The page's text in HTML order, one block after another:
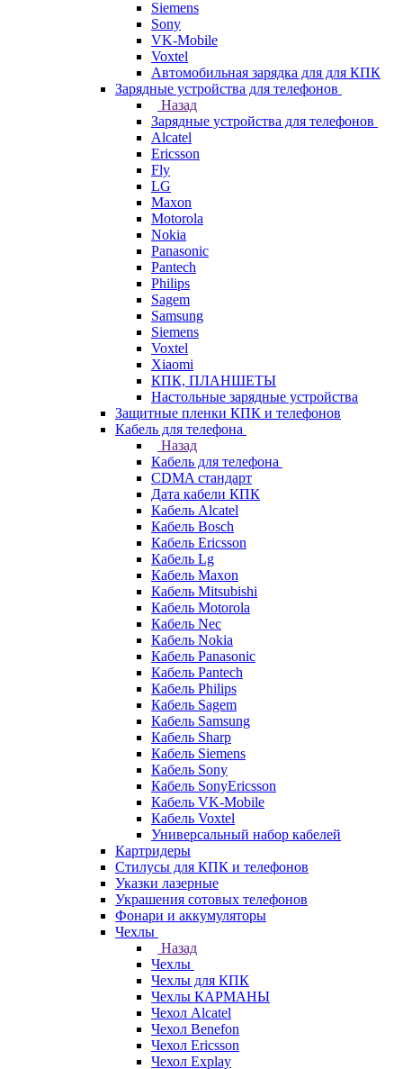
Siemens
Sony
VK-Mobile
Voxtel
Автомобильная зарядка для для КПК
Зарядные устройства для телефонов
Назад
Зарядные устройства для телефонов
Alcatel
Ericsson
Fly
LG
Maxon
Motorola
Nokia
Panasonic
Pantech
Philips
Sagem
Samsung
Siemens
Voxtel
Xiaomi
КПК, ПЛАНШЕТЫ
Настольные зарядные устройства
Защитные пленки КПК и телефонов
Кабель для телефона
Назад
Кабель для телефона
CDMA стандарт
Дата кабели КПК
Кабель Alcatel
Кабель Bosch
Кабель Ericsson
Кабель Lg
Кабель Maxon
Кабель Mitsubishi
Кабель Motorola
Кабель Nec
Кабель Nokia
Кабель Panasonic
Кабель Pantech
Кабель Philips
Кабель Sagem
Кабель Samsung
Кабель Sharp
Кабель Siemens
Кабель Sony
Кабель SonyEricsson
Кабель VK-Mobile
Кабель Voxtel
Универсальный набор кабелей
Картридеры
Стилусы для КПК и телефонов
Указки лазерные
Украшения сотовых телефонов
Фонари и аккумуляторы
Чехлы
Назад
Чехлы
Чехлы для КПК
Чехлы КАРМАНЫ
Чехол Alcatel
Чехол Benefon
Чехол Ericsson
Чехол Explay